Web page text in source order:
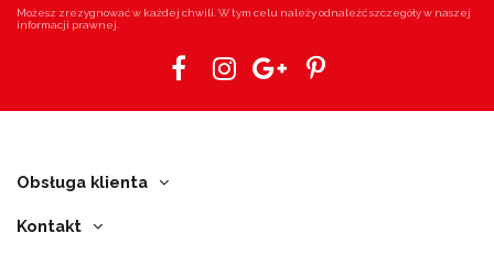
Możesz zrezygnować w każdej chwili. W tym celu należy odnaleźć szczegóły w naszej
informacji prawnej.
Obsługa klienta
Kontakt